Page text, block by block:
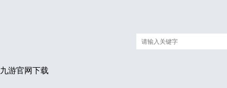
九游官网下载